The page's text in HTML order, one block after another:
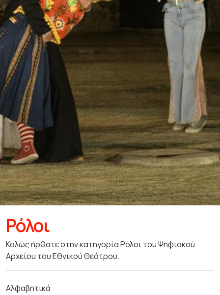
Ρόλοι
Καλώς ήρθατε στην κατηγορία Ρόλοι του Ψηφιακού
Αρχείου του Εθνικού Θεάτρου.
Αλφαβητικά